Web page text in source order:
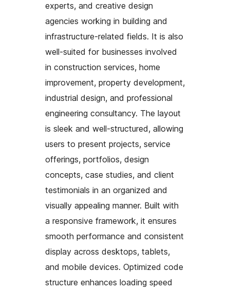
experts, and creative design
agencies working in building and
infrastructure-related fields. It is also
well-suited for businesses involved
in construction services, home
improvement, property development,
industrial design, and professional
engineering consultancy. The layout
is sleek and well-structured, allowing
users to present projects, service
offerings, portfolios, design
concepts, case studies, and client
testimonials in an organized and
visually appealing manner. Built with
a responsive framework, it ensures
smooth performance and consistent
display across desktops, tablets,
and mobile devices. Optimized code
structure enhances loading speed